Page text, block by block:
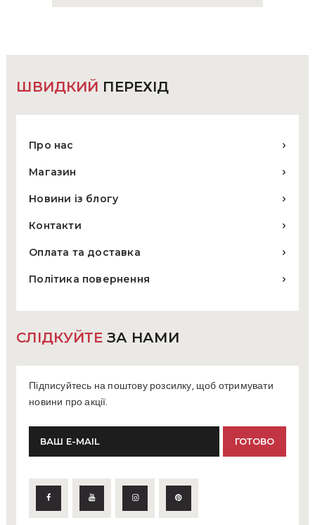
ШВИДКИЙ ПЕРЕХІД
Про нас
Магазин
Новини із блогу
Контакти
Оплата та доставка
Політика повернення
СЛІДКУЙТЕ ЗА НАМИ
Підписуйтесь на поштову розсилку, щоб отримувати
новини про акції.